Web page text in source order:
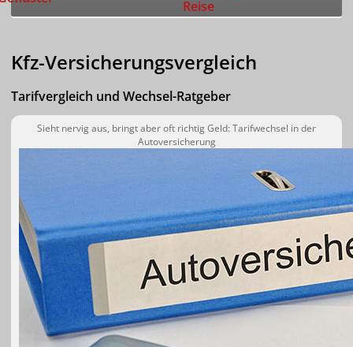
Reise
Kfz-Versicherungsvergleich
Tarifvergleich und Wechsel-Ratgeber
Sieht nervig aus, bringt aber oft richtig Geld: Tarifwechsel in der
Autoversicherung